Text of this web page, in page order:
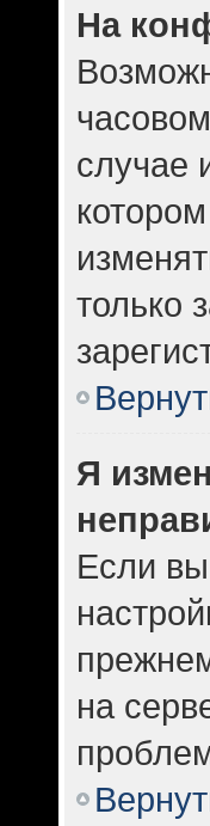
На
случае
только
Я
Если
на